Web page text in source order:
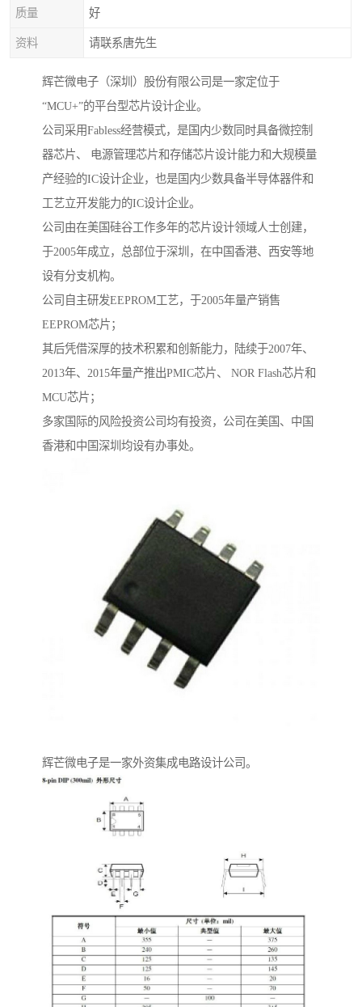
质量 好
资料 请联系唐先生
辉芒微电子（深圳）股份有限公司是一家定位于
“MCU+”的平台型芯片设计企业。
公司采用Fabless经营模式，是国内少数同时具备微控制
器芯片、 电源管理芯片和存储芯片设计能力和大规模量
产经验的IC设计企业，也是国内少数具备半导体器件和
工艺立开发能力的IC设计企业。
公司由在美国硅谷工作多年的芯片设计领域人士创建，
于2005年成立，总部位于深圳，在中国香港、西安等地
设有分支机构。
公司自主研发EEPROM工艺，于2005年量产销售
EEPROM芯片；
其后凭借深厚的技术积累和创新能力，陆续于2007年、
2013年、2015年量产推出PMIC芯片、 NOR Flash芯片和
MCU芯片；
多家国际的风险投资公司均有投资，公司在美国、中国
香港和中国深圳均设有办事处。
辉芒微电子是一家外资集成电路设计公司。